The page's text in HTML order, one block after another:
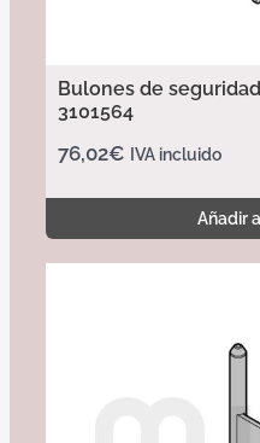
Bulones de
3101564
76,02€ IVA incluido
Añadir